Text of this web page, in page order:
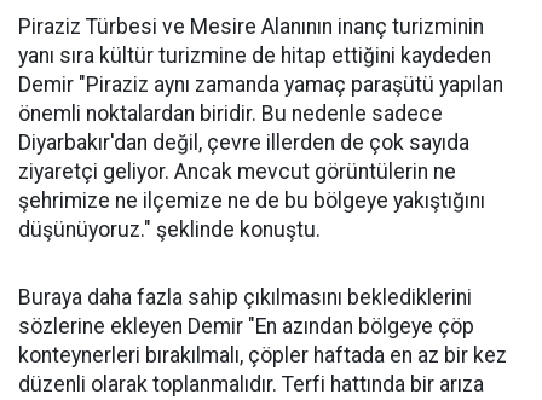
Piraziz Türbesi ve Mesire Alanının inanç turizminin
yanı sıra kültür turizmine de hitap ettiğini kaydeden
Demir "Piraziz aynı zamanda yamaç paraşütü yapılan
önemli noktalardan biridir. Bu nedenle sadece
Diyarbakır'dan değil, çevre illerden de çok sayıda
ziyaretçi geliyor. Ancak mevcut görüntülerin ne
şehrimize ne ilçemize ne de bu bölgeye yakıştığını
düşünüyoruz." şeklinde konuştu.
Buraya daha fazla sahip çıkılmasını beklediklerini
sözlerine ekleyen Demir "En azından bölgeye çöp
konteynerleri bırakılmalı, çöpler haftada en az bir kez
düzenli olarak toplanmalıdır. Terfi hattında bir arıza